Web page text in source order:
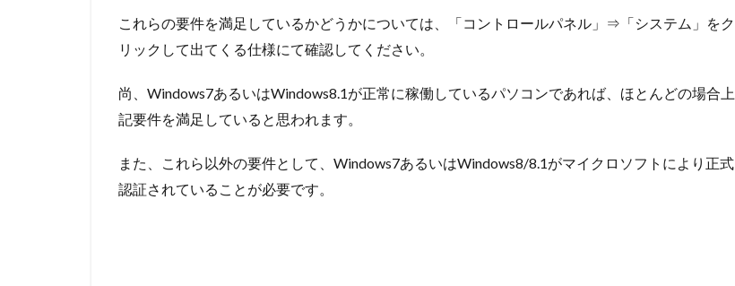
これらの要件を満足しているかどうかについては、 「コントロールパネル」 ⇒ 「システム」 をク
リックして出てくる仕様にて確認してください。
尚、Windows7あるいはWindows8.1が正常に稼働しているパソコンであれば、ほとんどの場合上
記要件を満足していると思われます。
また、
これら以外の要件として、Windows7あるいはWindows8/8.1がマイクロソフトにより正式
認証されていることが必要です。